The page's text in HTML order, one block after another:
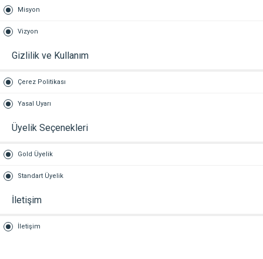
Misyon
Vizyon
Gizlilik ve Kullanım
Çerez Politikası
Yasal Uyarı
Üyelik Seçenekleri
Gold Üyelik
Standart Üyelik
İletişim
İletişim